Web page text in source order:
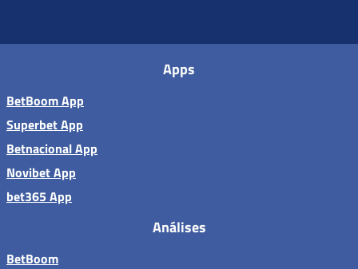
Apps
BetBoom App
Superbet App
Betnacional App
Novibet App
bet365 App
Análises
BetBoom